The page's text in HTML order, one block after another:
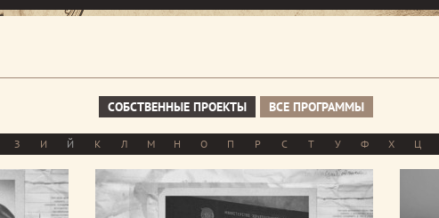
СОБСТВЕННЫЕ ПРОЕКТЫ ВСЕ ПРОГРАММЫ
З И Й К Л М Н О П Р С Т У Ф Х Ц